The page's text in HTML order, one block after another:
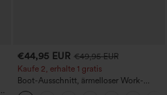
€44,95 EUR €49,95 EUR
Kaufe 2, erhalte 1 gratis
Boot-Ausschnitt, ärmelloser Work-
Jumpsuit mit seitlicher Bindung,